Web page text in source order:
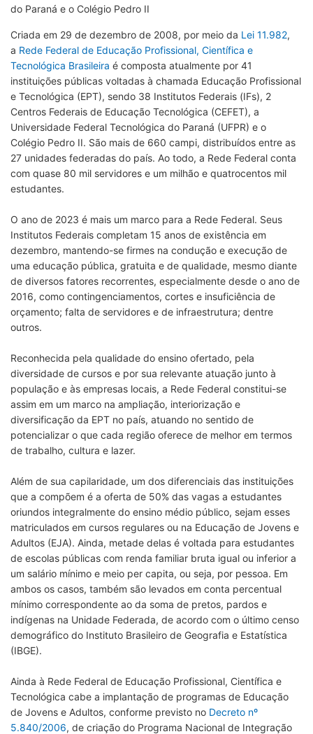
do Paraná e o Colégio Pedro II
Criada em 29 de dezembro de 2008, por meio da Lei 11.982,
a Rede Federal de Educação Profissional, Científica e
Tecnológica Brasileira é composta atualmente por 41
instituições públicas voltadas à chamada Educação Profissional
e Tecnológica (EPT), sendo 38 Institutos Federais (IFs), 2
Centros Federais de Educação Tecnológica (CEFET), a
Universidade Federal Tecnológica do Paraná (UFPR) e o
Colégio Pedro II. São mais de 660 campi, distribuídos entre as
27 unidades federadas do país. Ao todo, a Rede Federal conta
com quase 80 mil servidores e um milhão e quatrocentos mil
estudantes.
O ano de 2023 é mais um marco para a Rede Federal. Seus
Institutos Federais completam 15 anos de existência em
dezembro, mantendo-se firmes na condução e execução de
uma educação pública, gratuita e de qualidade, mesmo diante
de diversos fatores recorrentes, especialmente desde o ano de
2016, como contingenciamentos, cortes e insuficiência de
orçamento; falta de servidores e de infraestrutura; dentre
outros.
Reconhecida pela qualidade do ensino ofertado, pela
diversidade de cursos e por sua relevante atuação junto à
população e às empresas locais, a Rede Federal constitui-se
assim em um marco na ampliação, interiorização e
diversificação da EPT no país, atuando no sentido de
potencializar o que cada região oferece de melhor em termos
de trabalho, cultura e lazer.
Além de sua capilaridade, um dos diferenciais das instituições
que a compõem é a oferta de 50% das vagas a estudantes
oriundos integralmente do ensino médio público, sejam esses
matriculados em cursos regulares ou na Educação de Jovens e
Adultos (EJA). Ainda, metade delas é voltada para estudantes
de escolas públicas com renda familiar bruta igual ou inferior a
um salário mínimo e meio per capita, ou seja, por pessoa. Em
ambos os casos, também são levados em conta percentual
mínimo correspondente ao da soma de pretos, pardos e
indígenas na Unidade Federada, de acordo com o último censo
demográfico do Instituto Brasileiro de Geografia e Estatística
(IBGE).
Ainda à Rede Federal de Educação Profissional, Científica e
Tecnológica cabe a implantação de programas de Educação
de Jovens e Adultos, conforme previsto no Decreto nº
5.840/2006, de criação do Programa Nacional de Integração